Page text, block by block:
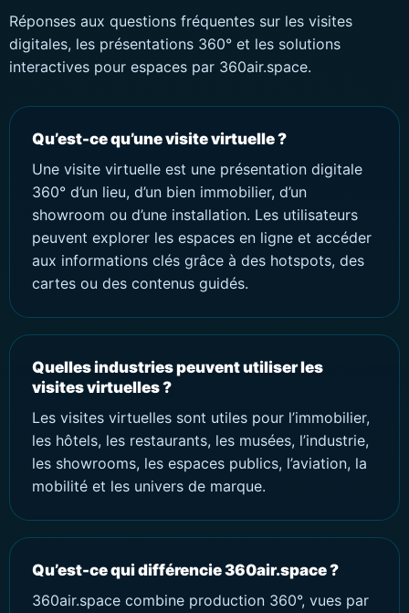
Réponses aux questions fréquentes sur les visites
digitales, les présentations 360° et les solutions
interactives pour espaces par 360air.space.
Qu’est-ce qu’une visite virtuelle ?
Une visite virtuelle est une présentation digitale
360° d’un lieu, d’un bien immobilier, d’un
showroom ou d’une installation. Les utilisateurs
peuvent explorer les espaces en ligne et accéder
aux informations clés grâce à des hotspots, des
cartes ou des contenus guidés.
Quelles industries peuvent utiliser les
visites virtuelles ?
Les visites virtuelles sont utiles pour l’immobilier,
les hôtels, les restaurants, les musées, l’industrie,
les showrooms, les espaces publics, l’aviation, la
mobilité et les univers de marque.
Qu’est-ce qui différencie 360air.space ?
360air.space combine production 360°, vues par